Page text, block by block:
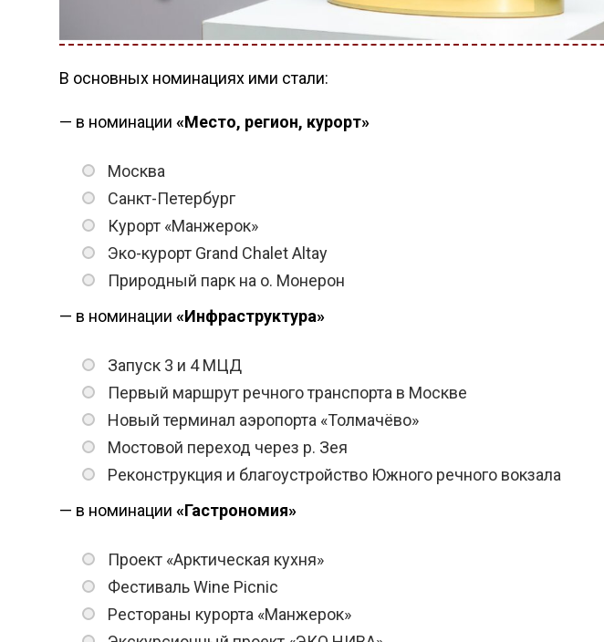
В основных номинациях ими стали:
— в номинации «Место, регион, курорт»
Москва
Санкт-Петербург
Курорт «Манжерок»
Эко-курорт Grand Chalet Altay
Природный парк на о. Монерон
— в номинации «Инфраструктура»
Запуск 3 и 4 МЦД
Первый маршрут речного транспорта в Москве
Новый терминал аэропорта «Толмачёво»
Мостовой переход через р. Зея
Реконструкция и благоустройство Южного речного вокзала
— в номинации «Гастрономия»
Проект «Арктическая кухня»
Фестиваль Wine Picnic
Рестораны курорта «Манжерок»